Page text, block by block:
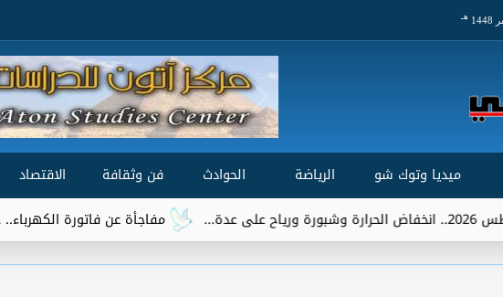
هـ
ميديا وتوك شو الرياضة الحوادث فن وثقافة الاقتصاد
مفاجأة عن فاتورة الكهرباء.. جهاز واحد